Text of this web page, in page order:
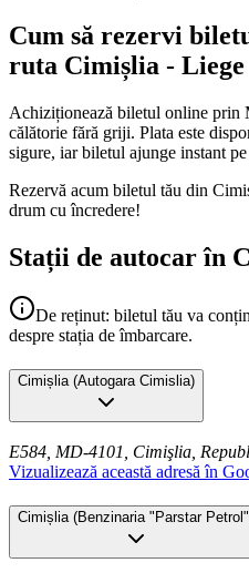
Cum să rezervi
ruta Cimișlia - Liege
Achiziționează biletul online prin
călătorie fără griji. Plata este
sigure, iar biletul ajunge instant
Rezervă acum biletul tău din
drum cu încredere!
Stații de autocar în
De reținut: biletul tău va
despre stația de îmbarcare.
Cimișlia (Autogara Cimislia)
E584, MD-4101, Cimişlia,
Vizualizează această adresă în
Cimișlia(Benzinaria "Parstar Petrol"